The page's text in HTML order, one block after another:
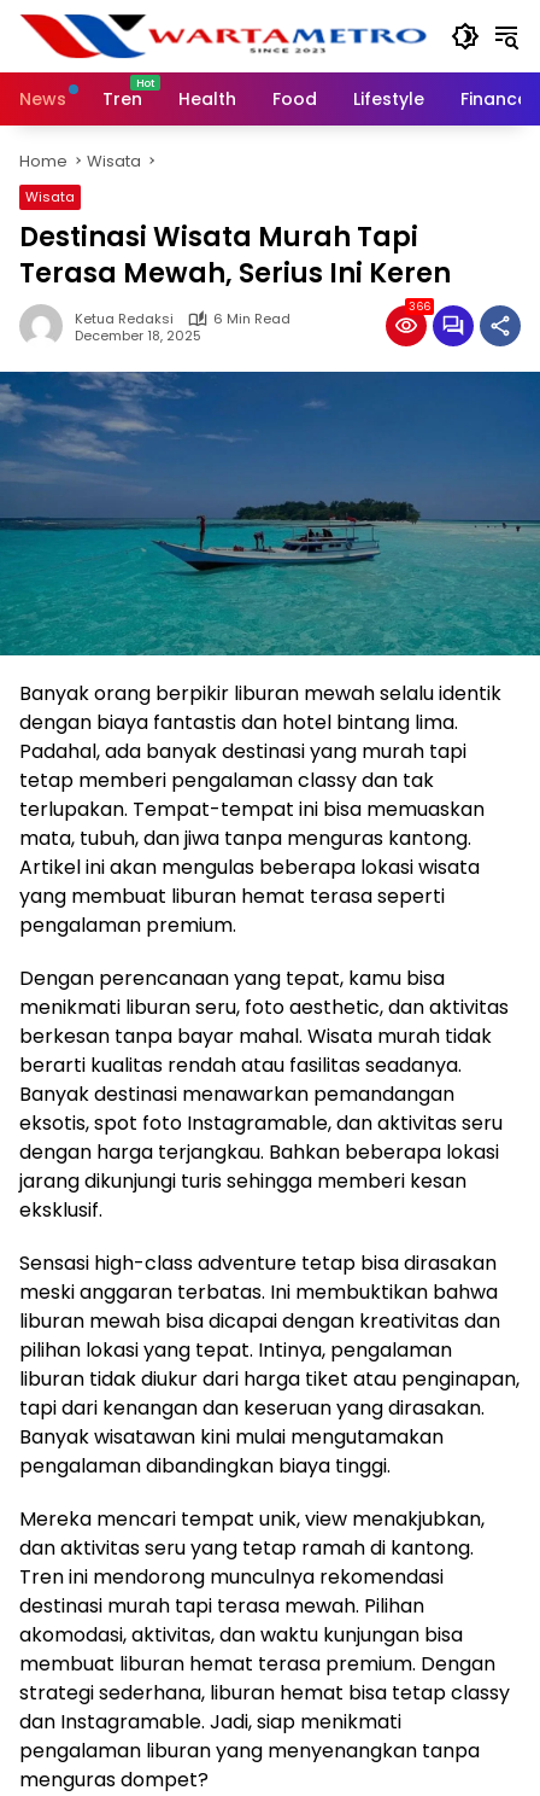
Skip
content
News
Tren Health Food Lifestyle Finance
Home Wisata
Wisata
Destinasi Wisata Murah Tapi
Terasa Mewah, Serius Ini Keren
Ketua Redaksi
6 Min Read
December 18, 2025
366
Banyak orang berpikir liburan mewah selalu identik
dengan biaya fantastis dan hotel bintang lima.
Padahal, ada banyak destinasi yang murah tapi
tetap memberi pengalaman classy dan tak
terlupakan. Tempat-tempat ini bisa memuaskan
mata, tubuh, dan jiwa tanpa menguras kantong.
Artikel ini akan mengulas beberapa lokasi wisata
yang membuat liburan hemat terasa seperti
pengalaman premium.
Dengan perencanaan yang tepat, kamu bisa
menikmati liburan seru, foto aesthetic, dan aktivitas
berkesan tanpa bayar mahal. Wisata murah tidak
berarti kualitas rendah atau fasilitas seadanya.
Banyak destinasi menawarkan pemandangan
eksotis, spot foto Instagramable, dan aktivitas seru
dengan harga terjangkau. Bahkan beberapa lokasi
jarang dikunjungi turis sehingga memberi kesan
eksklusif.
Sensasi high-class adventure tetap bisa dirasakan
meski anggaran terbatas. Ini membuktikan bahwa
liburan mewah bisa dicapai dengan kreativitas dan
pilihan lokasi yang tepat. Intinya, pengalaman
liburan tidak diukur dari harga tiket atau penginapan,
tapi dari kenangan dan keseruan yang dirasakan.
Banyak wisatawan kini mulai mengutamakan
pengalaman dibandingkan biaya tinggi.
Mereka mencari tempat unik, view menakjubkan,
dan aktivitas seru yang tetap ramah di kantong.
Tren ini mendorong munculnya rekomendasi
destinasi murah tapi terasa mewah. Pilihan
akomodasi, aktivitas, dan waktu kunjungan bisa
membuat liburan hemat terasa premium. Dengan
strategi sederhana, liburan hemat bisa tetap classy
dan Instagramable. Jadi, siap menikmati
pengalaman liburan yang menyenangkan tanpa
menguras dompet?